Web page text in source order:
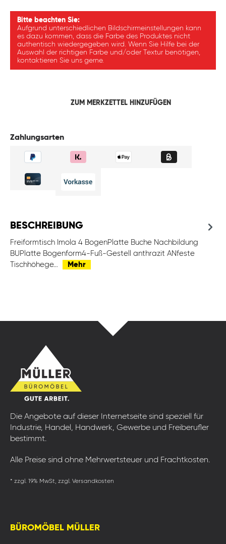
Bitte beachten Sie:
Aufgrund unterschiedlichen Bildschirmeinstellungen kann
es dazu kommen, dass die Farbe des Produktes nicht
authentisch wiedergegeben wird. Wenn Sie Hilfe bei der
Auswahl der richtigen Farbe und/oder Textur benötigen,
kontaktieren Sie uns gerne.
ZUM MERKZETTEL HINZUFÜGEN
Zahlungsarten
BESCHREIBUNG
Freiformtisch Imola 4 BogenPlatte Buche Nachbildung
BUPlatte Bogenform4-Fuß-Gestell anthrazit ANfeste
Tischhöhege…
Mehr
Die Angebote auf dieser Internetseite sind speziell für
Industrie, Handel, Handwerk, Gewerbe und Freiberufler
bestimmt.
Alle Preise sind ohne Mehrwertsteuer und Frachtkosten.
* zzgl. 19% MwSt, zzgl. Versandkosten
BÜROMÖBEL MÜLLER